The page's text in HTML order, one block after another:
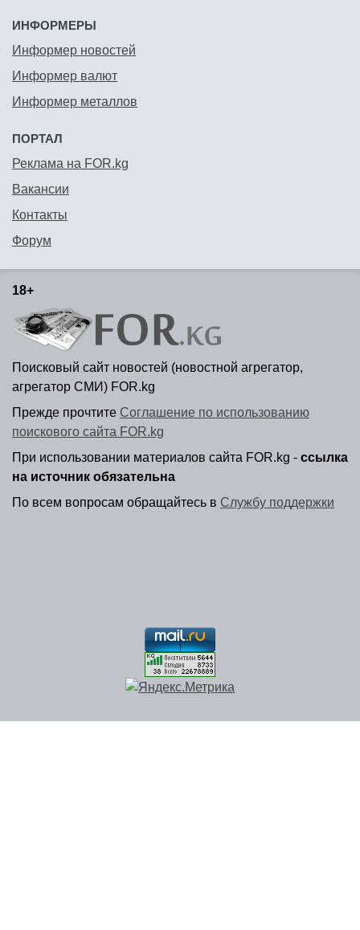
ИНФОРМЕРЫ
Информер новостей
Информер валют
Информер металлов
ПОРТАЛ
Реклама на FOR.kg
Вакансии
Контакты
Форум
18+
Поисковый сайт новостей (новостной агрегатор,
агрегатор СМИ) FOR.kg
Прежде прочтите Соглашение по использованию
поискового сайта FOR.kg
При использовании материалов сайта FOR.kg - ссылка
на источник обязательна
По всем вопросам обращайтесь в Службу поддержки